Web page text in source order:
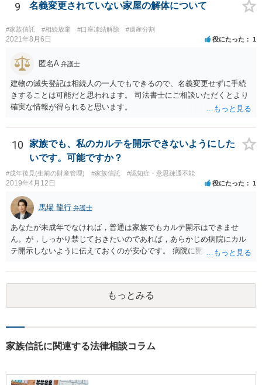
9 名義変更されていない家屋の解体について
#家族信託 #相続放棄 #口座凍結解除 #遺産分割
2021年8月6日 役にたった 1
匿名A 弁護士
建物の滅失登記は相続人の一人でもできるので、名義変更せずに手続
きすることは可能だと思われます。 司法書士にご相談いただくとより
確実な情報が得られると思います。
10
家族でも、私のカルテを開示できないようにした
いです。可能ですか？
#成年後見(生前の財産管理) #家族信託 #認知症・意思疎通不能
2019年4月12日 役にたった 1
馬場 龍行 弁護士
あなたが未成年でなければ，普通は家族でもカルテ開示はできませ
ん。が，しっかり禁じておきたいのであれば，あらかじめ病院にカル
テ開示しないように伝えておくのが安心です。 病院に開示しないよう
可能性は低いのでコストパフォーマンスとしてはどうかなという感じ
がします。
もっとみる
家族信託に関連する法律相談コラム